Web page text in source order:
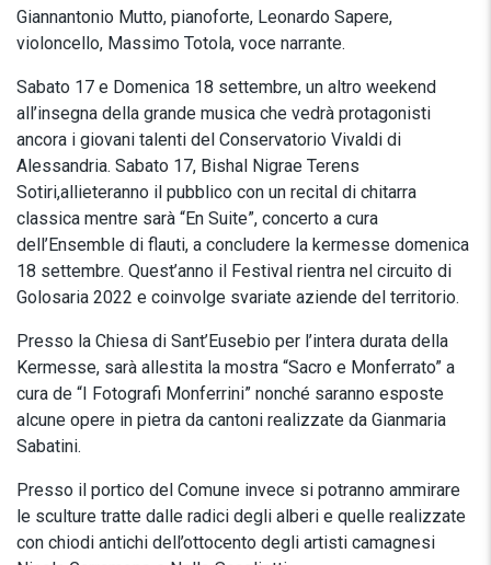
Giannantonio Mutto, pianoforte, Leonardo Sapere,
violoncello, Massimo Totola, voce narrante.
Sabato 17 e Domenica 18 settembre, un altro weekend
all’insegna della grande musica che vedrà protagonisti
ancora i giovani talenti del Conservatorio Vivaldi di
Alessandria. Sabato 17, Bishal Nigrae Terens
Sotiri,allieteranno il pubblico con un recital di chitarra
classica mentre sarà “En Suite”, concerto a cura
dell’Ensemble di flauti, a concludere la kermesse domenica
18 settembre. Quest’anno il Festival rientra nel circuito di
Golosaria 2022 e coinvolge svariate aziende del territorio.
Presso la Chiesa di Sant’Eusebio per l’intera durata della
Kermesse, sarà allestita la mostra “Sacro e Monferrato” a
cura de “I Fotografi Monferrini” nonché saranno esposte
alcune opere in pietra da cantoni realizzate da Gianmaria
Sabatini.
Presso il portico del Comune invece si potranno ammirare
le sculture tratte dalle radici degli alberi e quelle realizzate
con chiodi antichi dell’ottocento degli artisti camagnesi